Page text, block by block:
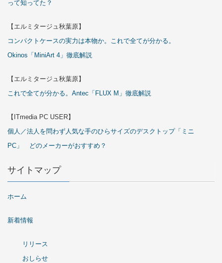
って知ってた？
【エルミタージュ秋葉原】
コンパクトケースの実力は本物か。これで全てが分かる。
Okinos「MiniArt 4」徹底解説
【エルミタージュ秋葉原】
これで全てが分かる。Antec「FLUX M」徹底解説
【ITmedia PC USER】
個人／法人を問わず人気な手のひらサイズのデスクトップ「ミニ
PC」 どのメーカーがおすすめ？
サイトマップ
ホーム
新着情報
リリース
おしらせ